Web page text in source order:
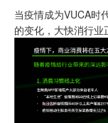
当疫情成为VUCA时
的变化，大快消行业